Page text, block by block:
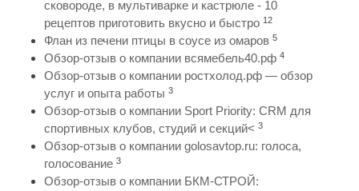
сковороде, в мультиварке и кастрюле - 10
рецептов приготовить вкусно и быстро 12
Флан из печени птицы в соусе из омаров 5
Обзор-отзыв о компании всямебель40.рф 4
Обзор-отзыв о компании ростхолод.рф — обзор
услуг и опыта работы 3
Обзор-отзыв о компании Sport Priority: CRM для
спортивных клубов, студий и секций< 3
Обзор-отзыв о компании golosavtop.ru: голоса,
голосование 3
Обзор-отзыв о компании БКМ-СТРОЙ: